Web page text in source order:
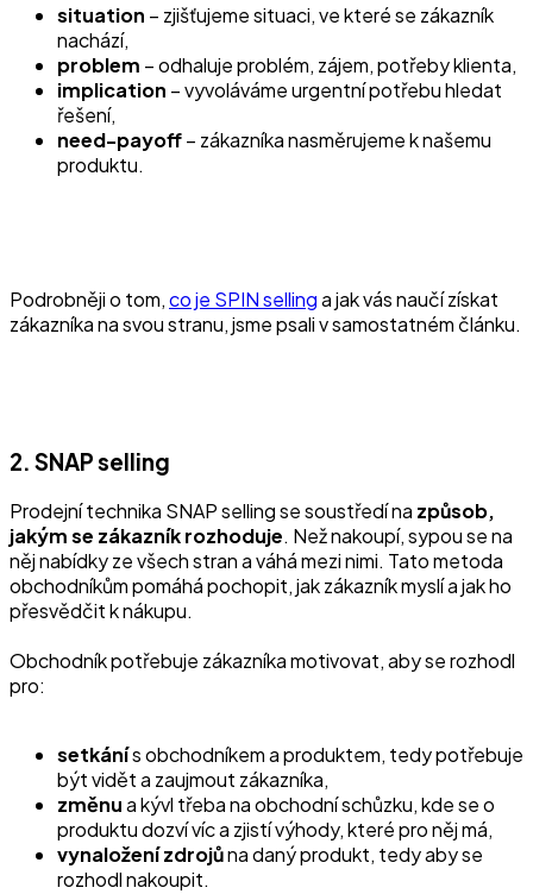
situation – zjišťujeme situaci, ve které se zákazník
nachází,
problem – odhaluje problém, zájem, potřeby klienta,
implication – vyvoláváme urgentní potřebu hledat
řešení,
need-payoff– zákazníka nasměrujeme k našemu
produktu.
Podrobněji o tom,co je SPIN sellinga jak vás naučí získat
zákazníka na svou stranu, jsme psali v samostatném článku.
2. SNAP selling
Prodejní technika SNAP selling se soustředí na způsob,
jakým se zákazník rozhoduje. Než nakoupí, sypou se na
něj nabídky ze všech stran a váhá mezi nimi. Tato metoda
obchodníkům pomáhá pochopit, jak zákazník myslí a jak ho
přesvědčit k nákupu.
Obchodník potřebuje zákazníka motivovat, aby se rozhodl
pro:
setkánís obchodníkem a produktem, tedy potřebuje
být vidět a zaujmout zákazníka,
změnua kývl třeba na obchodní schůzku, kde se o
produktu dozví víc a zjistí výhody, které pro něj má,
vynaloženízdrojůna daný produkt, tedy aby se
rozhodl nakoupit.